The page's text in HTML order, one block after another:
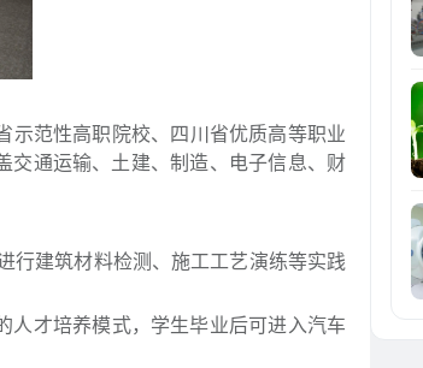
范性高职院校、四川省优质高等职业
交通运输、土建、制造、电子信息、财
建筑材料检测、施工工艺演练等实践
才培养模式，学生毕业后可进入汽车